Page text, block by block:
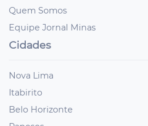
Quem Somos
Equipe Jornal Minas
Cidades
Nova Lima
Itabirito
Belo Horizonte